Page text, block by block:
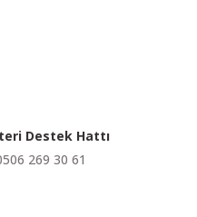
Destek Hattı
269 30 61